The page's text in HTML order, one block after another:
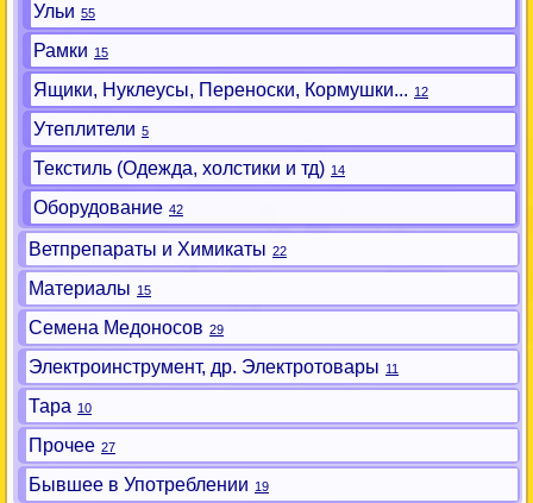
Ульи 55
Рамки 15
Ящики, Нуклеусы, Переноски, Кормушки... 12
Утеплители 5
Текстиль (Одежда, холстики и тд) 14
Оборудование 42
Ветпрепараты и Химикаты 22
Материалы 15
Семена Медоносов 29
Электроинструмент, др. Электротовары 11
Тара 10
Прочее 27
Бывшее в Употреблении 19